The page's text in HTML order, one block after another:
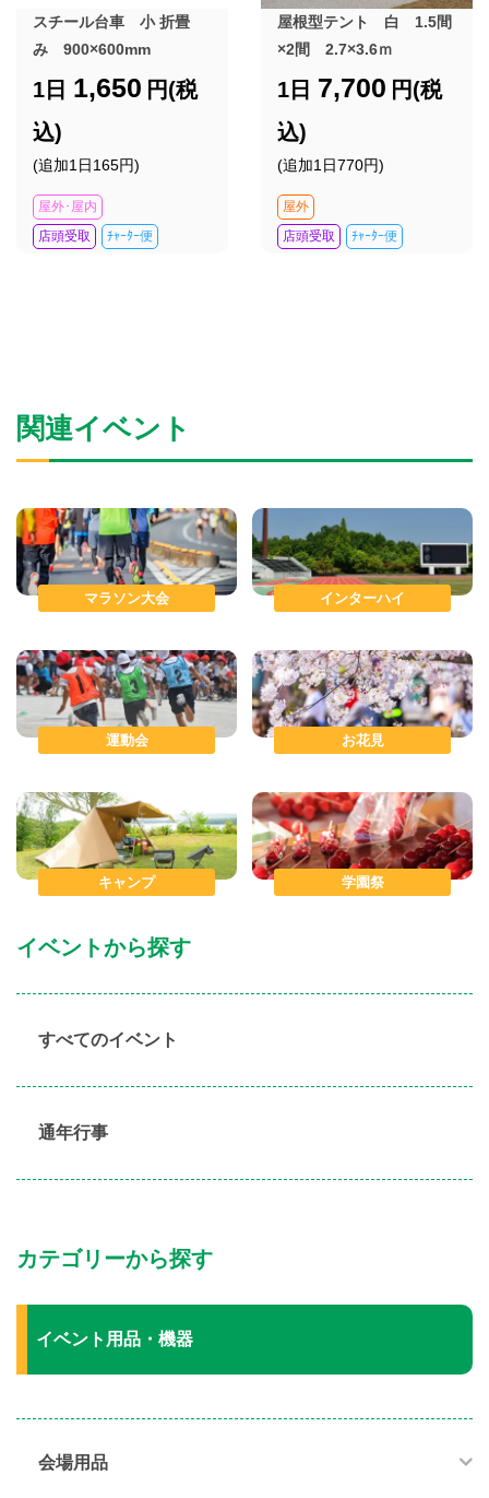
イベントから探す
すべてのイベント
通年行事
カテゴリーから探す
イベント用品・機器
会場用品
スチール台車 小 折畳
み 900×600mm
1日 1,650 円(税
込)
(追加1日165円)
屋外･屋内
店頭受取
ﾁｬｰﾀｰ便
屋根型テント 白 1.5間
×2間 2.7×3.6ｍ
1日 7,700 円(税
込)
(追加1日770円)
屋外
店頭受取
ﾁｬｰﾀｰ便
関連イベント
マラソン大会 インターハイ
運動会 お花見
キャンプ 学園祭